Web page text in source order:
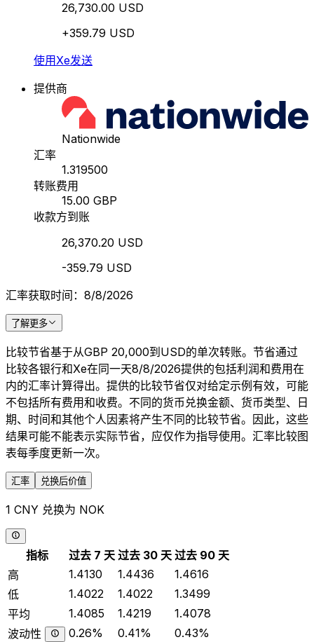
26,730.00 USD
+359.79 USD
使用Xe发送
提供商
Nationwide
汇率
1.319500
转账费用
15.00 GBP
收款方到账
26,370.20 USD
-359.79 USD
汇率获取时间：8/8/2026
了解更多
比较节省基于从GBP 20,000到USD的单次转账。节省通过
比较各银行和Xe在同一天8/8/2026提供的包括利润和费用在
内的汇率计算得出。提供的比较节省仅对给定示例有效，可能
不包括所有费用和收费。不同的货币兑换金额、货币类型、日
期、时间和其他个人因素将产生不同的比较节省。因此，这些
结果可能不能表示实际节省，应仅作为指导使用。汇率比较图
表每季度更新一次。
汇率 兑换后价值
1 CNY 兑换为 NOK
指标 过去 7 天 过去 30 天 过去 90 天
高
1.4130 1.4436
1.4616
低
1.4022 1.4022
1.3499
平均
1.4085 1.4219
1.4078
波动性
0.26% 0.41% 0.43%